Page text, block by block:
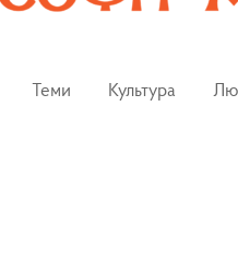
Теми Культура